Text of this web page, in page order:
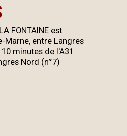
FONTAINE est
Marne, entre Langres
minutes de l'A31
Nord (n°7)